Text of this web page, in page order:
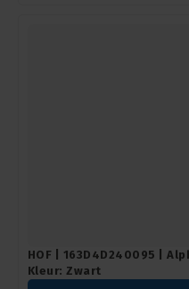
HOF | 163D4D240095 |
Kleur: Zwart